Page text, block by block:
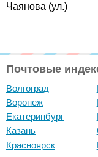
Чаянова (ул.)
Почтовые
Волгоград
Воронеж
Екатеринбург
Казань
Красноярск